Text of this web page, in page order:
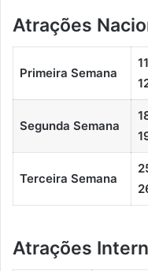
Atrações
Primeira Semana
Segunda Semana
Terceira Semana
Atrações